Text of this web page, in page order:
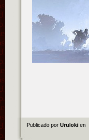
Publicado por Uruloki en